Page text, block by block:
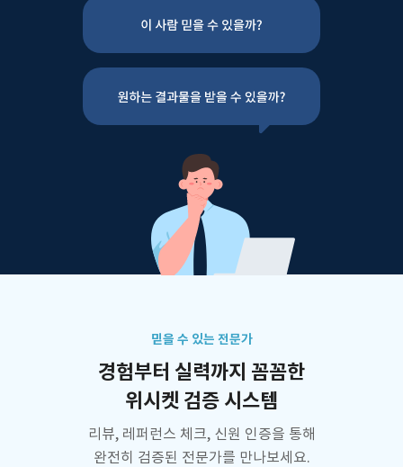
믿을 수 있는 전문가
경험부터 실력까지 꼼꼼한
위시켓 검증 시스템
리뷰, 레퍼런스 체크, 신원 인증을 통해
완전히 검증된 전문가를 만나보세요.